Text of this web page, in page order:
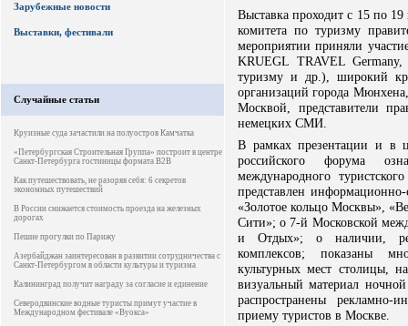
Зарубежные новости
Выставки, фестивали
Случайные статьи
Круизные суда зачастили на полуостров Камчатка
«Петербургская Строительная Группа» построит в центре
Санкт-Петербурга гостиницы формата B2B
Как путешествовать, не разоряя себя: 6 секретов
экономных путешествий
В России снижается стоимость проезда на железных
дорогах
Пешие прогулки по Парижу
Азербайджан заинтересован в развитии сотрудничества с
Санкт-Петербургом в области культуры и туризма
Калининград получит награду за согласие и единение
Северодвинские водные туристы примут участие в
Международном фестивале «Вуокса»
Выставка проходит с 15 по
комитета по туризму
мероприятии приняли
KRUEGL TRAVEL
туризму и др.), широкий
организаций города
Москвой, представители
немецких СМИ.
В рамках презентации и в
российского форума
международного
представлен
«Золотое кольцо Москвы»,
Сити»; о 7-й Московской
и Отдых»; о наличии,
комплексов; показаны
культурных мест столицы,
визуальный материал
распространены
приему туристов в Москве.